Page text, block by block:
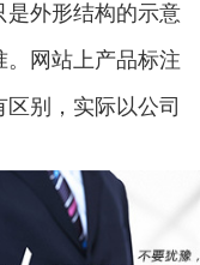
是外形结构的示意
。网站上产品标注
别，实际以公司